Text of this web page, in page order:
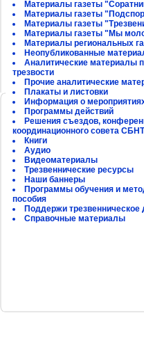
Материалы газеты
Материалы газеты
Материалы газеты
Материалы газеты "Мы
Материалы региональных
Неопубликованные
Аналитические материалы
трезвости
Прочие аналитические
Плакаты и листовки
Информация о
Программы действий
Решения съездов,
координационного совета СБНТ
Книги
Аудио
Видеоматериалы
Трезвеннические ресурсы
Наши баннеры
Программы обучения и
пособия
Поддержи трезвенническое
Справочные материалы